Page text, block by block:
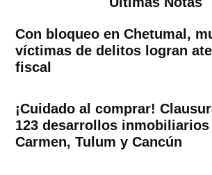
Con bloqueo en Chetumal,
víctimas de delitos logran
fiscal
¡Cuidado al comprar!
123 desarrollos inmobiliarios
Carmen, Tulum y Cancún